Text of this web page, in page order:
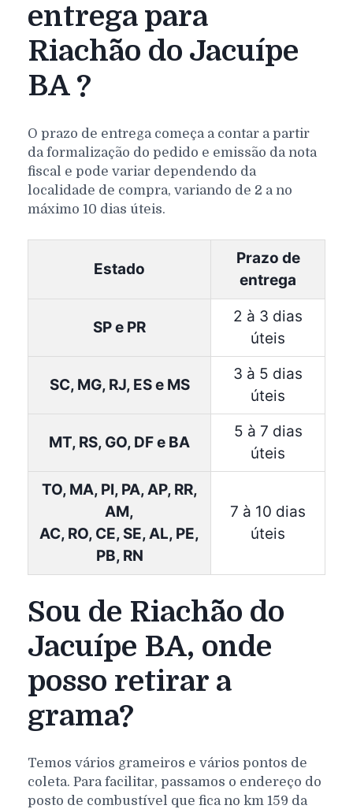
entrega para
Riachão do Jacuípe
BA ?
O prazo de entrega começa a contar a partir
da formalização do pedido e emissão da nota
fiscal e pode variar dependendo da
localidade de compra, variando de 2 a no
máximo 10 dias úteis.
Estado
Prazo de
entrega
SP e PR
2 à 3 dias
úteis
SC, MG, RJ, ES e MS
3 à 5 dias
úteis
MT, RS, GO, DF e BA
5 à 7 dias
úteis
TO, MA, PI, PA, AP, RR,
AM,
AC, RO, CE, SE, AL, PE,
PB, RN
7 à 10 dias
úteis
Sou de Riachão do
Jacuípe BA, onde
posso retirar a
grama?
Temos vários grameiros e vários pontos de
coleta. Para facilitar, passamos o endereço do
posto de combustível que fica no km 159 da